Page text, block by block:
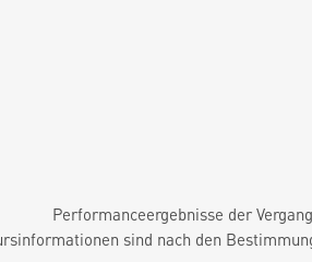
Performanceergebnisse der
sind nach den